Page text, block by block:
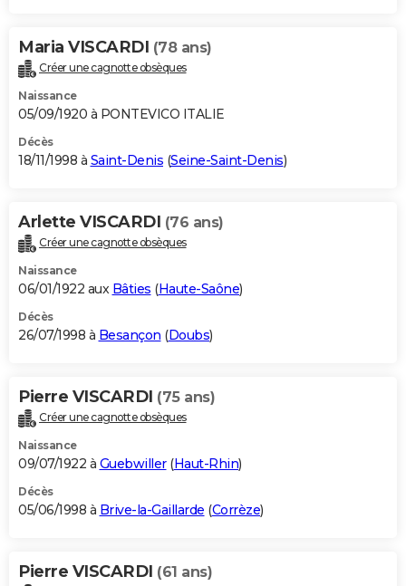
Maria VISCARDI (78 ans)
Créer une cagnotte obsèques
Naissance
05/09/1920 à PONTEVICO ITALIE
Décès
18/11/1998 à Saint-Denis (Seine-Saint-Denis)
Arlette VISCARDI (76 ans)
Créer une cagnotte obsèques
Naissance
06/01/1922 aux Bâties (Haute-Saône)
Décès
26/07/1998 à Besançon (Doubs)
Pierre VISCARDI (75 ans)
Créer une cagnotte obsèques
Naissance
09/07/1922 à Guebwiller(Haut-Rhin)
Décès
05/06/1998 à Brive-la-Gaillarde (Corrèze)
Pierre VISCARDI (61 ans)